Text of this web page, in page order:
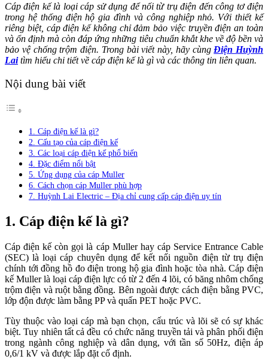
Cáp điện kế là loại cáp sử dụng để nối từ trụ điện đến công tơ điện
trong hệ thống điện hộ gia đình và công nghiệp nhỏ. Với thiết kế
riêng biệt, cáp điện kế không chỉ đảm bảo việc truyền điện an toàn
và ổn định mà còn đáp ứng những tiêu chuẩn khắt khe về độ bền và
bảo vệ chống trộm điện. Trong bài viết này, hãy cùngĐiện Huỳnh
Laitìm hiểu chi tiết về cáp điện kế là gì và các thông tin liên quan.
Nội dung bài viết
1. Cáp điện kế là gì?
2. Cấu tạo của cáp điện kế
3. Các loại cáp điện kế phổ biến
4. Đặc điểm nổi bật
5. Ứng dụng của cáp Muller
6. Cách chọn cáp Muller phù hợp
7. Huỳnh Lai Electric – Địa chỉ cung cấp cáp điện uy tín
1. Cáp điện kế là gì?
Cáp điện kế còn gọi là cáp Muller hay cáp Service Entrance Cable
(SEC) là loại cáp chuyên dụng để kết nối nguồn điện từ trụ điện
chính tới đồng hồ đo điện trong hộ gia đình hoặc tòa nhà. Cáp điện
kế Muller là loại cáp điện lực có từ 2 đến 4 lõi, có băng nhôm chống
trộm điện và ruột bằng đồng. Bên ngoài được cách điện bằng PVC,
lớp độn được làm bằng PP và quấn PET hoặc PVC.
Tùy thuộc vào loại cáp mà bạn chọn, cấu trúc và lõi sẽ có sự khác
biệt. Tuy nhiên tất cả đều có chức năng truyền tải và phân phối điện
trong ngành công nghiệp và dân dụng, với tần số 50Hz, điện áp
0,6/1 kV và được lắp đặt cố định.